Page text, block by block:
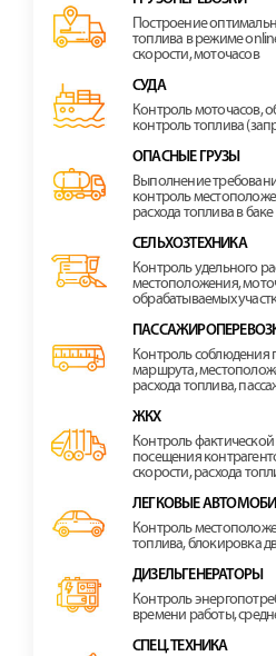
Построение
топлива в режиме
скорости, моточасов
СУДА
Контроль моточасов,
контроль топлива
ОПАСНЫЕ ГРУЗЫ
Выполнение
контроль
расхода топлива в
СЕЛЬХОЗТЕХНИКА
Контроль удельного
местоположения,
обрабатываемых
Контроль соблюдения
маршрута,
расхода топлива,
ЖКХ
Контроль
посещения
скорости, расхода
ЛЕГКОВЫЕ
Контроль
топлива, блокировка
ДИЗЕЛЬГЕНЕРАТОРЫ
Контроль
времени работы,
СПЕЦ. ТЕХНИКА